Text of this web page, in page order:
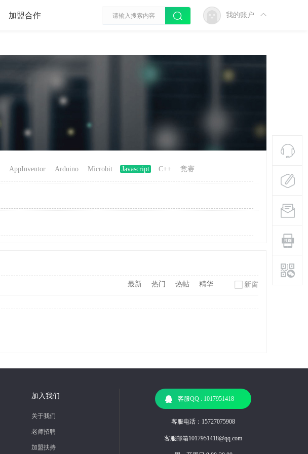
加盟合作 我的账户
AppInventor Arduino Microbit Javascript C++ 竞赛
新窗
最新 热门 热帖 精华
加入我们
关于我们
老师招聘
加盟扶持
客服QQ : 1017951418
客服电话：15727075908
客服邮箱1017951418@qq.com